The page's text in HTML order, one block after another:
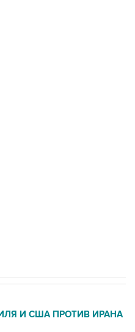
И США ПРОТИВ ИРАНА